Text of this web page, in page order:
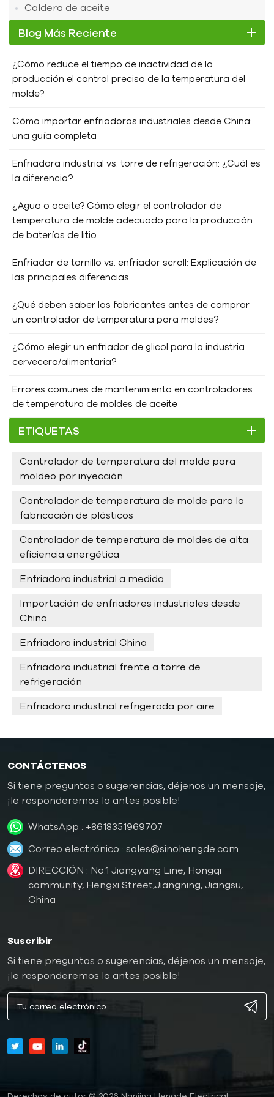
de control. El compresor es la parte central de un enfriador
marino; los tipos más comunes son los de pistón,
reciprocantes, de tornillo (semicerrados o abiertos) o de
espiral. El condensador suele tener una estructura tubular, a
menudo de níquel-cobre en su interior, y utiliza agua de mar
agua de mar, se emplean materiales resistentes a la
corrosión como aleación de titanio o acero inoxidable. El
y puede fabricarse en acero inoxidable según las
necesidades del cliente. Su diseño debe considerar las
del buque, buscando un intercambio de calor eficiente, un
tamaño compacto y un peso ligero. Hengde, como
fabricante especializado de enfriadores marinos, ha
problemas de almacenamiento de pescado. Un ejemplo
notable es el caso de un cliente de Maldivas. Hace cinco
clientes informaron que los barcos en operación carecían de
equipos de refrigeración, lo que provocaba la pérdida de un
diferencias de temperatura. Por lo tanto, planeaban instalar
enfriadores marinos en todos sus barcos. Desde la
garantizando la frescura del pescado. El rendimiento y las
capacidades de nuestros enfriadores marinos dejaron una
profunda huella en el cliente. Actualmente, están
construyendo una nueva planta de construcción naval y
planean equipar todos sus futuros barcos con enfriadores
Enfriadores marinos!
Caldera de aceite
Blog Más Reciente
¿Cómo reduce el tiempo de inactividad de la
producción el control preciso de la temperatura del
molde?
Cómo importar enfriadoras industriales desde China:
una guía completa
Enfriadora industrial vs. torre de refrigeración: ¿Cuál es
la diferencia?
¿Agua o aceite? Cómo elegir el controlador de
temperatura de molde adecuado para la producción
de baterías de litio.
Enfriador de tornillo vs. enfriador scroll: Explicación de
las principales diferencias
¿Qué deben saber los fabricantes antes de comprar
un controlador de temperatura para moldes?
¿Cómo elegir un enfriador de glicol para la industria
cervecera/alimentaria?
Errores comunes de mantenimiento en controladores
de temperatura de moldes de aceite
ETIQUETAS
Controlador de temperatura del molde para
moldeo por inyección
Controlador de temperatura de molde para la
fabricación de plásticos
Controlador de temperatura de moldes de alta
eficiencia energética
Enfriadora industrial a medida
Importación de enfriadores industriales desde
China
Enfriadora industrial China
Enfriadora industrial frente a torre de
refrigeración
Enfriadora industrial refrigerada por aire
CONTÁCTENOS
Si tiene preguntas o sugerencias, déjenos un mensaje,
¡le responderemos lo antes posible!
WhatsApp : +8618351969707
Correo electrónico : sales@sinohengde.com
DIRECCIÓN : No.1 Jiangyang Line, Hongqi
community, Hengxi Street,Jiangning, Jiangsu,
China
Suscribir
Si tiene preguntas o sugerencias, déjenos un mensaje,
¡le responderemos lo antes posible!